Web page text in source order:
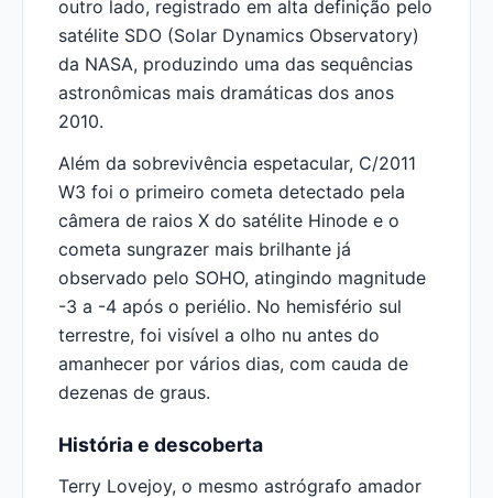
outro lado, registrado em alta definição pelo
satélite SDO (Solar Dynamics Observatory)
da NASA, produzindo uma das sequências
astronômicas mais dramáticas dos anos
2010.
Além da sobrevivência espetacular, C/2011
W3 foi o primeiro cometa detectado pela
câmera de raios X do satélite Hinode e o
cometa sungrazer mais brilhante já
observado pelo SOHO, atingindo magnitude
-3 a -4 após o periélio. No hemisfério sul
terrestre, foi visível a olho nu antes do
amanhecer por vários dias, com cauda de
dezenas de graus.
História e descoberta
Terry Lovejoy, o mesmo astrógrafo amador